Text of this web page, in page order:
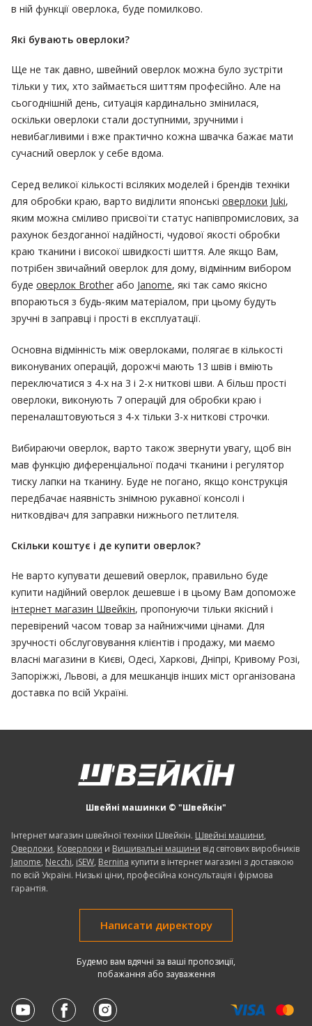
в ній функції оверлока, буде помилково.
Які бувають оверлоки?
Ще не так давно, швейний оверлок можна було зустріти
тільки у тих, хто займається шиттям професійно. Але на
сьогоднішній день, ситуація кардинально змінилася,
оскільки оверлоки стали доступними, зручними і
невибагливими і вже практично кожна швачка бажає мати
сучасний оверлок у себе вдома.
Серед великої кількості всіляких моделей і брендів техніки
для обробки краю, варто виділити японські оверлоки Juki,
яким можна сміливо присвоїти статус напівпромислових, за
рахунок бездоганної надійності, чудової якості обробки
краю тканини і високої швидкості шиття. Але якщо Вам,
потрібен звичайний оверлок для дому, відмінним вибором
буде оверлок Brother або Janome, які так само якісно
впораються з будь-яким матеріалом, при цьому будуть
зручні в заправці і прості в експлуатації.
Основна відмінність між оверлоками, полягає в кількості
виконуваних операцій, дорожчі мають 13 швів і вміють
переключатися з 4-х на 3 і 2-х ниткові шви. А більш прості
оверлоки, виконують 7 операцій для обробки краю і
переналаштовуються з 4-х тільки 3-х ниткові строчки.
Вибираючи оверлок, варто також звернути увагу, щоб він
мав функцію диференціальної подачі тканини і регулятор
тиску лапки на тканину. Буде не погано, якщо конструкція
передбачає наявність знімною рукавної консолі і
нитковдівач для заправки нижнього петлителя.
Скільки коштує і де купити оверлок?
Не варто купувати дешевий оверлок, правильно буде
купити надійний оверлок дешевше і в цьому Вам допоможе
інтернет магазин Швейкін, пропонуючи тільки якісний і
перевірений часом товар за найнижчими цінами. Для
зручності обслуговування клієнтів і продажу, ми маємо
власні магазини в Києві, Одесі, Харкові, Дніпрі, Кривому Розі,
Запоріжжі, Львові, а для мешканців інших міст організована
доставка по всій Україні.
Швейні машинки © "Швейкін"
Інтернет магазин швейної техніки Швейкін. Швейні машини,
Оверлоки, Коверлоки и Вишивальні машини від світових виробників
Janome, Necchi, iSEW, Bernina купити в інтернет магазині з доставкою
по всій Україні. Низькі ціни, професійна консультація і фірмова
гарантія.
Написати директору
Будемо вам вдячні за ваші пропозиції,
побажання або зауваження